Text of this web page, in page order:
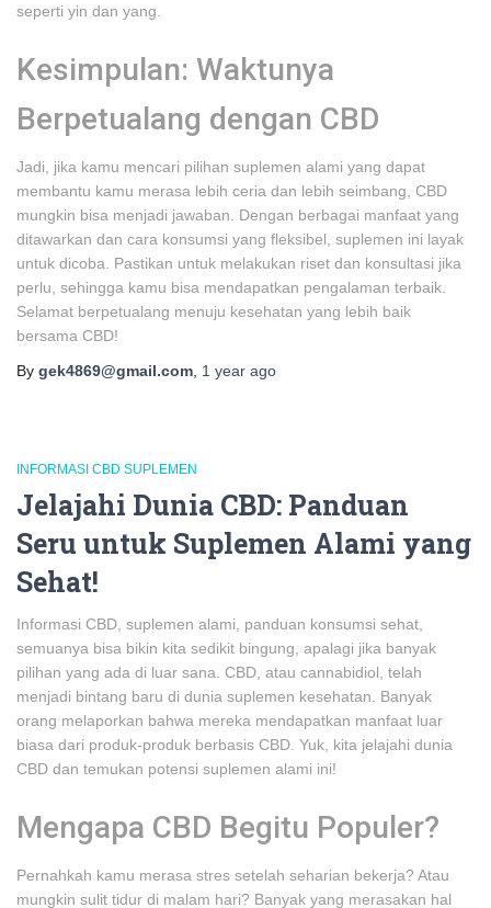
seperti yin dan yang.
Kesimpulan: Waktunya
Berpetualang dengan CBD
Jadi, jika kamu mencari pilihan suplemen alami yang dapat
membantu kamu merasa lebih ceria dan lebih seimbang, CBD
mungkin bisa menjadi jawaban. Dengan berbagai manfaat yang
ditawarkan dan cara konsumsi yang fleksibel, suplemen ini layak
untuk dicoba. Pastikan untuk melakukan riset dan konsultasi jika
perlu, sehingga kamu bisa mendapatkan pengalaman terbaik.
Selamat berpetualang menuju kesehatan yang lebih baik
bersama CBD!
By gek4869@gmail.com 1 year ago
INFORMASI CBD SUPLEMEN
Jelajahi Dunia CBD: Panduan
Seru untuk Suplemen Alami yang
Sehat!
Informasi CBD, suplemen alami, panduan konsumsi sehat,
semuanya bisa bikin kita sedikit bingung, apalagi jika banyak
pilihan yang ada di luar sana. CBD, atau cannabidiol, telah
menjadi bintang baru di dunia suplemen kesehatan. Banyak
orang melaporkan bahwa mereka mendapatkan manfaat luar
biasa dari produk-produk berbasis CBD. Yuk, kita jelajahi dunia
CBD dan temukan potensi suplemen alami ini!
Mengapa CBD Begitu Populer?
Pernahkah kamu merasa stres setelah seharian bekerja? Atau
mungkin sulit tidur di malam hari? Banyak yang merasakan hal